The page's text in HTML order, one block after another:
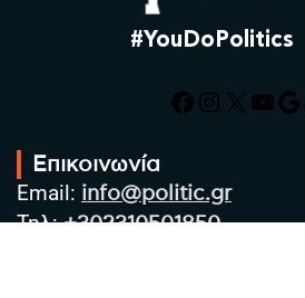
#YouDoPolitics
Facebook
X
Επικοινωνία
Email: info@politic.gr
Τηλ:+302310501850